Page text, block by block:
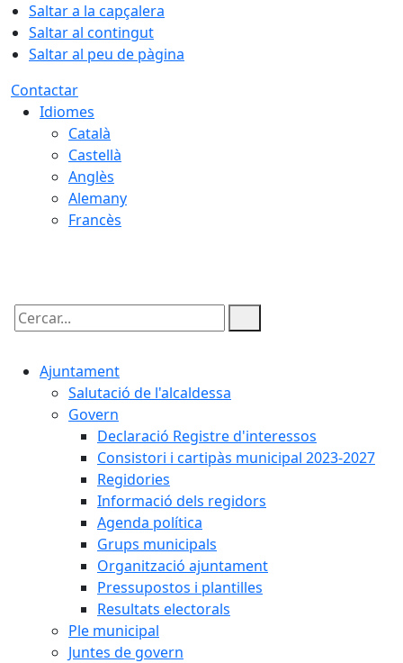
Saltar a la capçalera
Saltar al contingut
Saltar al peu de pàgina
Contactar
Idiomes
Català
Castellà
Anglès
Alemany
Francès
Cercar:
Ajuntament
Salutació de l'alcaldessa
Govern
Declaració Registre d'interessos
Consistori i cartipàs municipal 2023-2027
Regidories
Informació dels regidors
Agenda política
Grups municipals
Organització ajuntament
Pressupostos i plantilles
Resultats electorals
Ple municipal
Juntes de govern